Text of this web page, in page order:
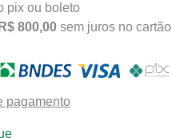
pix ou boleto
R$ 800,00 sem juros no cartão
pagamento